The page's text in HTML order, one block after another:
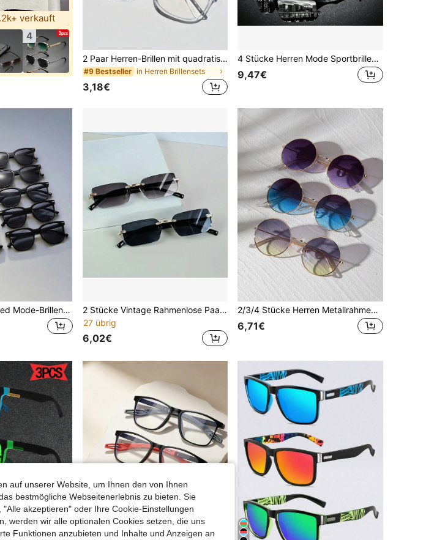
verkauft
4
2 Paar Herren-Brillen mit quadratischer Form, schwarze transparente Gläser mit Nieten-Akzent, klare Brillen für die Schule, Brillen-Accessoires für Herren
#9 Bestseller in Herren Brillensets
3,18€
4 Stücke Herren Mode Sportbrillen, geeignet für Wandern, Fitness, Laufen, Autofahren, ausgestattet mit TAC Hochleistungslinsen, ideal für den täglichen Casual-Stil, in verschiedenen Farben erhältlich, perfekt für Sommerurlaub am Strand, Outdoor-Aktivitäten und Reisen
9,47€
Schwarze Oversized Mode-Brillen, lässige, stilvolle Brillen geeignet für Männer und Frauen, geeignet für Outdoor-Sport, Partys, Urlaub, Reisen, Autofahren, Angeln, Radfahren und können auch als dekorative Fotografie-Requisiten für Sommerurlaub am Strand und Outdoor-Aktivitäten verwendet werden.
2 Stücke Vintage Rahmenlose Paar Metallbrille, beste Geschenkwahl, modisches klassisches Accessoire, hochwertig, langanhaltend, geeignet für Männer und Frauen bei vielen Anlässen
27 übrig
6,02€
2/3/4 Stücke Herren Metallrahmen Runde Brillen, modisch für Outdoor-Aktivitäten, Zusammenkünfte und als Geschenkidee Strandaccessoires für Sommerurlaub, Outdoor, Reisen
6,71€
auf unserer Website, um Ihnen den von Ihnen
bestmögliche Webseitenerlebnis zu bieten. Sie
akzeptieren" oder Ihre Cookie-Einstellungen
werden wir alle optionalen Cookies setzen, die uns
Funktionen anzubieten und Inhalte und Anzeigen an